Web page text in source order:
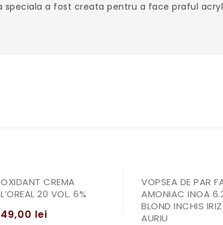
a fost creata pentru a face praful
OXIDANT CREMA
L’OREAL 20 VOL. 6%
49,00 lei
VOPSEA DE PAR
AMONIAC INOA
BLOND INCHIS
AURIU